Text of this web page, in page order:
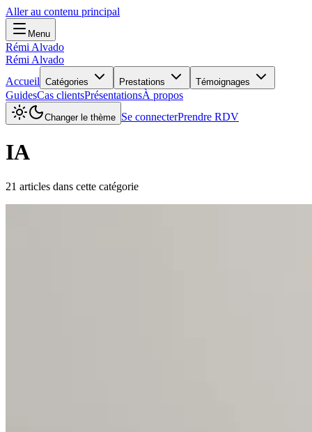
Aller au contenu principal
Menu
Rémi Alvado
Rémi Alvado
Accueil Catégories Prestations Témoignages
GuidesCas clientsPrésentationsÀ propos
Changer le thème Se connecterPrendre RDV
IA
21 articles dans cette catégorie